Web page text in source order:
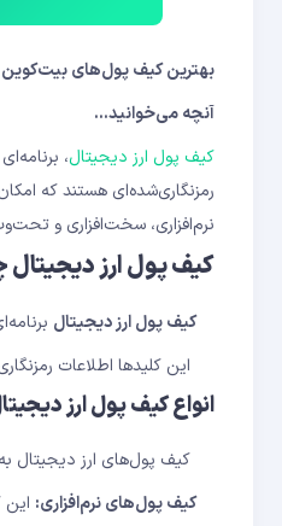
بهترین کیف پول‌های بیت‌کوین در
آنچه می‌خوانید…
کیف پول ارز دیجیتال،
رمزنگاری‌شده‌ای هستند که
نرم‌افزاری، سخت‌افزاری و
کیف پول ارز
کیف پول ارز دیجیتال
این کلیدها اطلاعات
انواع کیف پول ارز
کیف پول‌های ارز دیجیتال
کیف پول‌های نرم‌افزاری: این